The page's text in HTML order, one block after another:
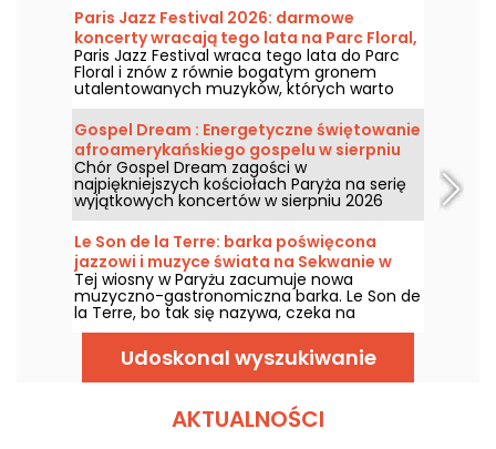
Paris Jazz Festival 2026: darmowe
koncerty wracają tego lata na Parc Floral,
program
Paris Jazz Festival wraca tego lata do Parc
Floral i znów z równie bogatym gronem
utalentowanych muzyków, których warto
zobaczyć i posłuchać w malowniczym,
wiejskim otoczeniu. Oto program
bezpłatnych koncertów do odkrycia od 24
czerwca do 6 września 2026 roku!
Gospel Dream : Energetyczne świętowanie
afroamerykańskiego gospelu w sierpniu
2026 roku w Paryżu
Chór Gospel Dream zagości w
najpiękniejszych kościołach Paryża na serię
wyjątkowych koncertów w sierpniu 2026
roku. To wyjątkowe doświadczenie
muzyczne, które celebruje nadzieję, jedność
i odporność poprzez autentyczne pieśni
Afroamerykańskiego Kościoła.
Le Son de la Terre: barka poświęcona
jazzowi i muzyce świata na Sekwanie w
Paryżu
Tej wiosny w Paryżu zacumuje nowa
muzyczno-gastronomiczna barka. Le Son de
la Terre, bo tak się nazywa, czeka na
miłośników jazzu i muzyki świata w 5.
dzielnicy na wyjątkowe doświadczenie
łączące koncerty, bistronomiczne posiłki i
bar koktajlowy.
Udoskonal wyszukiwanie
AKTUALNOŚCI